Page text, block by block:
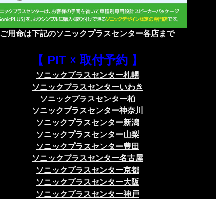
ご用命は下記のソニックプラスセンター各店まで
【 PIT × 取付予約 】
ソニックプラスセンター札幌
ソニックプラスセンターいわき
ソニックプラスセンター柏
ソニックプラスセンター神奈川
ソニックプラスセンター新潟
ソニックプラスセンター山梨
ソニックプラスセンター豊田
ソニックプラスセンター名古屋
ソニックプラスセンター京都
ソニックプラスセンター大阪
ソニックプラスセンター神戸